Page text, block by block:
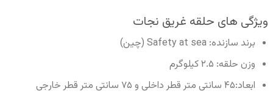
ویژگی های حلقه غریق نجات
برند سازنده: Safety at sea (چین)
وزن حلقه: ۲.۵ کیلوگرم
ابعاد:۴۵ سانتی متر قطر داخلی و ۷۵ سانتی متر قطر خارجی